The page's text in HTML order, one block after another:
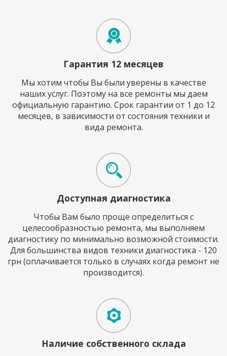
Гарантия 12 месяцев
Мы хотим чтобы Вы были уверены в качестве
наших услуг. Поэтому на все ремонты мы даем
официальную гарантию. Срок гарантии от 1 до 12
месяцев, в зависимости от состояния техники и
вида ремонта.
Доступная диагностика
Чтобы Вам было проще определиться с
целесообразностью ремонта, мы выполняем
диагностику по минимально возможной стоимости.
Для большинства видов техники диагностика - 120
грн (оплачивается только в случаях когда ремонт не
производится).
Наличие собственного склада